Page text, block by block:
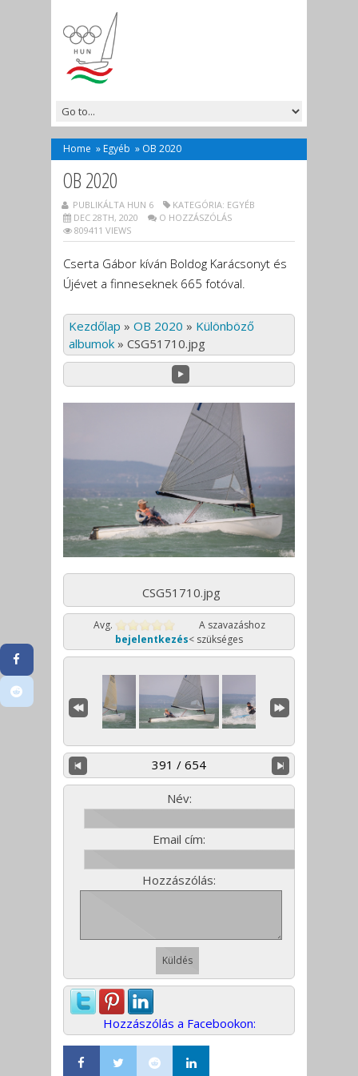
Home » Egyéb » OB 2020
OB 2020
PUBLIKÁLTA HUN 6 KATEGÓRIA: EGYÉB
DEC 28TH, 2020
O HOZZÁSZÓLÁS
809411 VIEWS
Cserta Gábor kíván Boldog Karácsonyt és
Újévet a finneseknek 665 fotóval.
Kezdőlap » OB 2020 » Különböző
albumok » CSG51710.jpg
CSG51710.jpg
Avg.
A szavazáshoz
bejelentkezés< szükséges
391 / 654
Név:
Email cím:
Hozzászólás:
Hozzászólás a Facebookon: